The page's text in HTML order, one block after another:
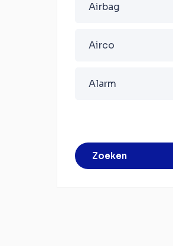
Airbag
Airco
Alarm
Zoeken